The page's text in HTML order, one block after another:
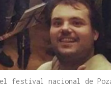
el festival nacional de